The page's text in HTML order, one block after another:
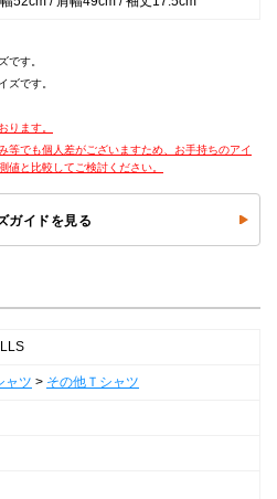
です。
ズです。
ります。
等でも個人差がございますため、お手持ちのアイ
値と比較してご検討ください。
ガイドを見る
ャツ > その他Ｔシャツ